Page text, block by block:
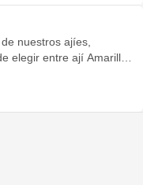
nuestros ajíes,
elegir entre ají Amarillo,